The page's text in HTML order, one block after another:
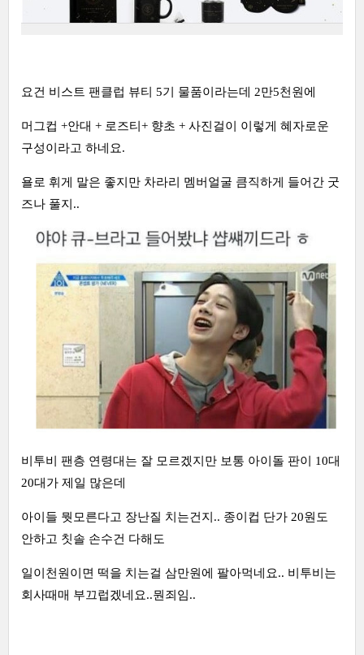
요건 비스트 팬클럽 뷰티 5기 물품이라는데 2만5천원에
머그컵 +안대 + 로즈티+ 향초 + 사진걸이 이렇게 혜자로운
구성이라고 하네요.
욜로 휘게 말은 좋지만 차라리 멤버얼굴 큼직하게 들어간 굿
즈나 풀지..
비투비 팬층 연령대는 잘 모르겠지만 보통 아이돌 판이 10대
20대가 제일 많은데
아이들 뭣모른다고 장난질 치는건지.. 종이컵 단가 20원도
안하고 칫솔 손수건 다해도
일이천원이면 떡을 치는걸 삼만원에 팔아먹네요.. 비투비는
회사때매 부끄럽겠네요..뭔죄임..